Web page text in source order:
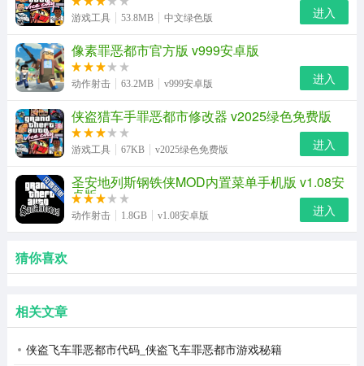
游戏工具 53.8MB 中文绿色版 进入
像素罪恶都市官方版 v999安卓版
动作射击 63.2MB v999安卓版 进入
侠盗猎车手罪恶都市修改器 v2025绿色免费版
游戏工具 67KB v2025绿色免费版 进入
圣安地列斯钢铁侠MOD内置菜单手机版 v1.08安
卓版
动作射击 1.8GB v1.08安卓版 进入
猜你喜欢
相关文章
侠盗飞车罪恶都市代码_侠盗飞车罪恶都市游戏秘籍